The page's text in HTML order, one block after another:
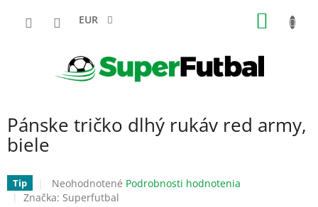
EUR
Pánske tričko dlhý rukáv red army,
biele
Tip
Priemerné
hodnotenie
Neohodnotené Podrobnosti hodnotenia
Značka: Superfutbal